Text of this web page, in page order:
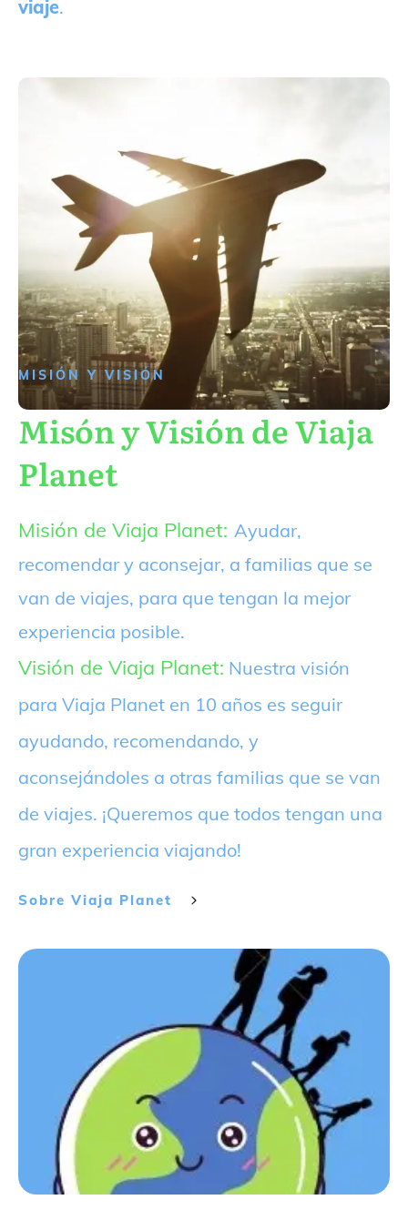
viaje.
MISIÓN Y VISIÓN
Misón y Visión de Viaja
Planet
Misión de Viaja Planet: Ayudar,
recomendar y aconsejar, a familias que se
van de viajes, para que tengan la mejor
experiencia posible.
Visión de Viaja Planet: Nuestra visión
para Viaja Planet en 10 años es seguir
ayudando, recomendando, y
aconsejándoles a otras familias que se van
de viajes. ¡Queremos que todos tengan una
gran experiencia viajando!
Sobre Viaja Planet